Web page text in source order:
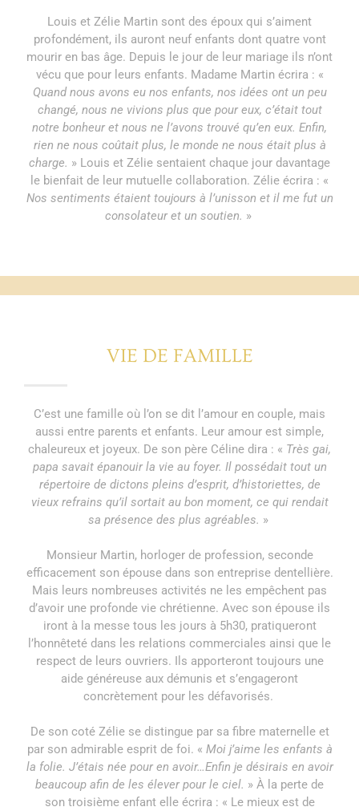
Louis et Zélie Martin sont des époux qui s’aiment
profondément, ils auront neuf enfants dont quatre vont
mourir en bas âge. Depuis le jour de leur mariage ils n’ont
vécu que pour leurs enfants. Madame Martin écrira : «
Quand nous avons eu nos enfants, nos idées ont un peu
changé, nous ne vivions plus que pour eux, c’était tout
notre bonheur et nous ne l’avons trouvé qu’en eux. Enfin,
rien ne nous coûtait plus, le monde ne nous était plus à
charge. » Louis et Zélie sentaient chaque jour davantage
le bienfait de leur mutuelle collaboration. Zélie écrira : «
Nos sentiments étaient toujours à l’unisson et il me fut un
consolateur et un soutien. »
VIE DE FAMILLE
C’est une famille où l’on se dit l’amour en couple, mais
aussi entre parents et enfants. Leur amour est simple,
chaleureux et joyeux. De son père Céline dira : « Très gai,
papa savait épanouir la vie au foyer. Il possédait tout un
répertoire de dictons pleins d’esprit, d’historiettes, de
vieux refrains qu’il sortait au bon moment, ce qui rendait
sa présence des plus agréables. »
Monsieur Martin, horloger de profession, seconde
efficacement son épouse dans son entreprise dentellière.
Mais leurs nombreuses activités ne les empêchent pas
d’avoir une profonde vie chrétienne. Avec son épouse ils
iront à la messe tous les jours à 5h30, pratiqueront
l’honnêteté dans les relations commerciales ainsi que le
respect de leurs ouvriers. Ils apporteront toujours une
aide généreuse aux démunis et s’engageront
concrètement pour les défavorisés.
De son coté Zélie se distingue par sa fibre maternelle et
par son admirable esprit de foi. « Moi j’aime les enfants à
la folie. J’étais née pour en avoir…Enfin je désirais en avoir
beaucoup afin de les élever pour le ciel. » À la perte de
son troisième enfant elle écrira : « Le mieux est de